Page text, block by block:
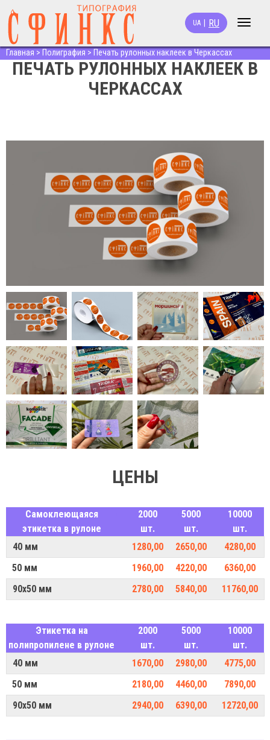
Toggle
UA RU
Главная > Полиграфия > Печать рулонных наклеек в Черкассах
ПЕЧАТЬ РУЛОННЫХ НАКЛЕЕК В
ЧЕРКАССАХ
ЦЕНЫ
Самоклеющаяся
этикетка в рулоне
2000
шт.
5000
шт.
10000
шт.
40 мм
1280,00 2650,00
4280,00
50 мм
1960,00 4220,00
6360,00
90х50 мм
2780,00 5840,00 11760,00
Этикетка на
полипропилене в рулоне
2000
шт.
5000
шт.
10000
шт.
40 мм
1670,00 2980,00
4775,00
50 мм
2180,00 4460,00
7890,00
90х50 мм
2940,00 6390,00 12720,00